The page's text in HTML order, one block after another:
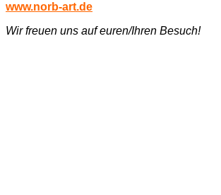
www.norb-art.de
Wir freuen uns auf euren/Ihren Besuch!